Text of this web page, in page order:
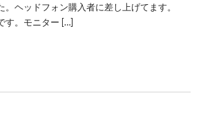
。ヘッドフォン購入者に差し上げてます。
す。モニター […]